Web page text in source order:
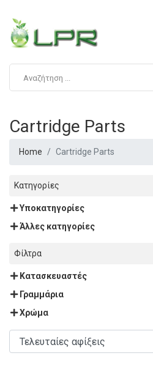
Cartridge Parts
Home Cartridge Parts
Κατηγορίες
Υποκατηγορίες
Άλλες κατηγορίες
Φίλτρα
Κατασκευαστές
Γραμμάρια
Χρώμα